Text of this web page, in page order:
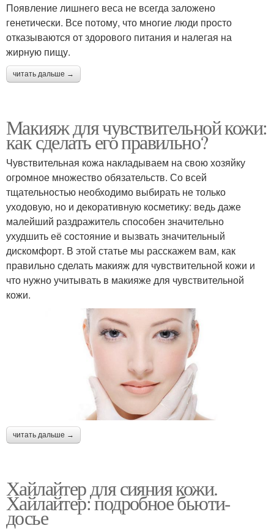
Появление лишнего веса не всегда заложено
генетически. Все потому, что многие люди просто
отказываются от здорового питания и налегая на
жирную пищу.
читать дальше →
Макияж для чувствительной кожи:
как сделать его правильно?
Чувствительная кожа накладываем на свою хозяйку
огромное множество обязательств. Со всей
тщательностью необходимо выбирать не только
уходовую, но и декоративную косметику: ведь даже
малейший раздражитель способен значительно
ухудшить её состояние и вызвать значительный
дискомфорт. В этой статье мы расскажем вам, как
правильно сделать макияж для чувствительной кожи и
что нужно учитывать в макияже для чувствительной
кожи.
читать дальше →
Хайлайтер для сияния кожи.
Хайлайтер: подробное бьюти-
досье